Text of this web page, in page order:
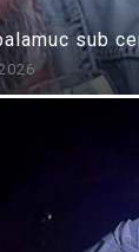
sub